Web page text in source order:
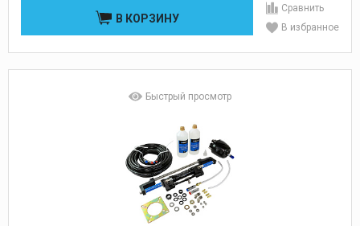
В КОРЗИНУ
Сравнить
В избранное
Быстрый просмотр